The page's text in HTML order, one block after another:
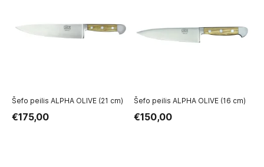
Šefo peilis ALPHA OLIVE (21 cm)
€175,00
Šefo peilis ALPHA OLIVE (16 cm)
€150,00